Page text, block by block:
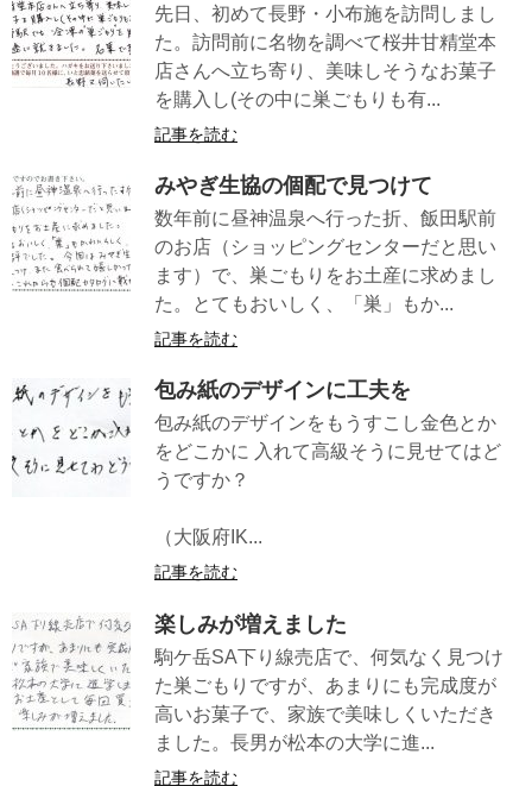
先日、初めて長野・小布施を訪問しまし
た。訪問前に名物を調べて桜井甘精堂本
店さんへ立ち寄り、美味しそうなお菓子
を購入し(その中に巣ごもりも有...
記事を読む
みやぎ生協の個配で見つけて
数年前に昼神温泉へ行った折、飯田駅前
のお店（ショッピングセンターだと思い
ます）で、巣ごもりをお土産に求めまし
た。とてもおいしく、「巣」もか...
記事を読む
包み紙のデザインに工夫を
包み紙のデザインをもうすこし金色とか
をどこかに 入れて高級そうに見せてはど
うですか？
（大阪府IK...
記事を読む
楽しみが増えました
駒ケ岳SA下り線売店で、何気なく見つけ
た巣ごもりですが、あまりにも完成度が
高いお菓子で、家族で美味しくいただき
ました。長男が松本の大学に進...
記事を読む